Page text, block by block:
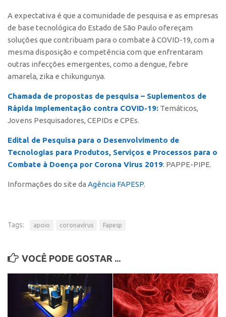
Bolsa Empreendedorismo
Bolsa Startup USP
Prêmio USP de Empreendedorismo
Entidades
Pesquisa
EMBRAPIIs
CEPIX
CPEs
Eventos
Agenda AUSPIN
SGE
Fala Inovação (Webinar)
SciBiz
A expectativa é que a comunidade de pesquisa e as empresas
de base tecnológica do Estado de São Paulo ofereçam
soluções que contribuam para o combate à COVID-19, com a
mesma disposição e competência com que enfrentaram
outras infecções emergentes, como a dengue, febre
amarela, zika e chikungunya.
Chamada de propostas de pesquisa – Suplementos de
Rápida Implementação contra COVID-19: Temáticos,
Jovens Pesquisadores, CEPIDs e CPEs.
Edital de Pesquisa para o Desenvolvimento de
Tecnologias para Produtos, Serviços e Processos para o
Combate à Doença por Corona Virus 2019: PAPPE-PIPE.
Informações do site da Agência FAPESP.
Tags: apoio coronavírus Fapesp
VOCÊ PODE GOSTAR ...